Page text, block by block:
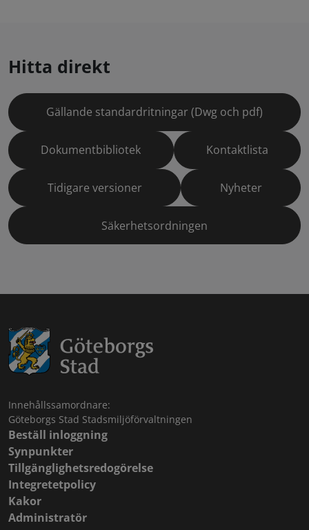
Hitta direkt
Gällande standardritningar (Dwg och pdf)
Dokumentbibliotek Kontaktlista
Tidigare versioner Nyheter
Säkerhetsordningen
Innehållssamordnare:
Göteborgs Stad Stadsmiljöförvaltningen
Beställ inloggning
Synpunkter
Tillgänglighetsredogörelse
Integretetpolicy
Kakor
Administratör